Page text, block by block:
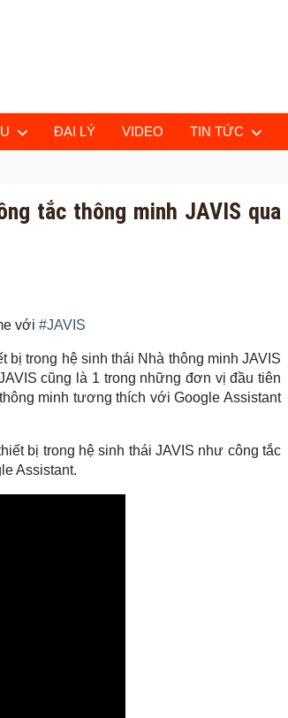
ĐẠI LÝ VIDEO TIN TỨC
tắc thông minh JAVIS qua
với #JAVIS
bị trong hệ sinh thái Nhà thông minh JAVIS
cũng là 1 trong những đơn vị đầu tiên
minh tương thích với Google Assistant
bị trong hệ sinh thái JAVIS như công tắc
Assistant.